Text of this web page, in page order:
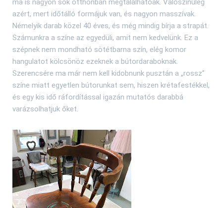
ma is nagyon sok otthonban megtalálhatóak. Valószínűleg
azért, mert időtálló formájuk van, és nagyon masszívak.
Némelyik darab közel 40 éves, és még mindig bírja a strapát.
Számunkra a színe az egyedüli, amit nem kedvelünk. Ez a
szépnek nem mondható sötétbarna szín, elég komor
hangulatot kölcsönöz ezeknek a bútordaraboknak.
Szerencsére ma már nem kell kidobnunk pusztán a „rossz”
színe miatt egyetlen bútorunkat sem, hiszen krétafestékkel,
és egy kis idő ráfordítással igazán mutatós darabbá
varázsolhatjuk őket.